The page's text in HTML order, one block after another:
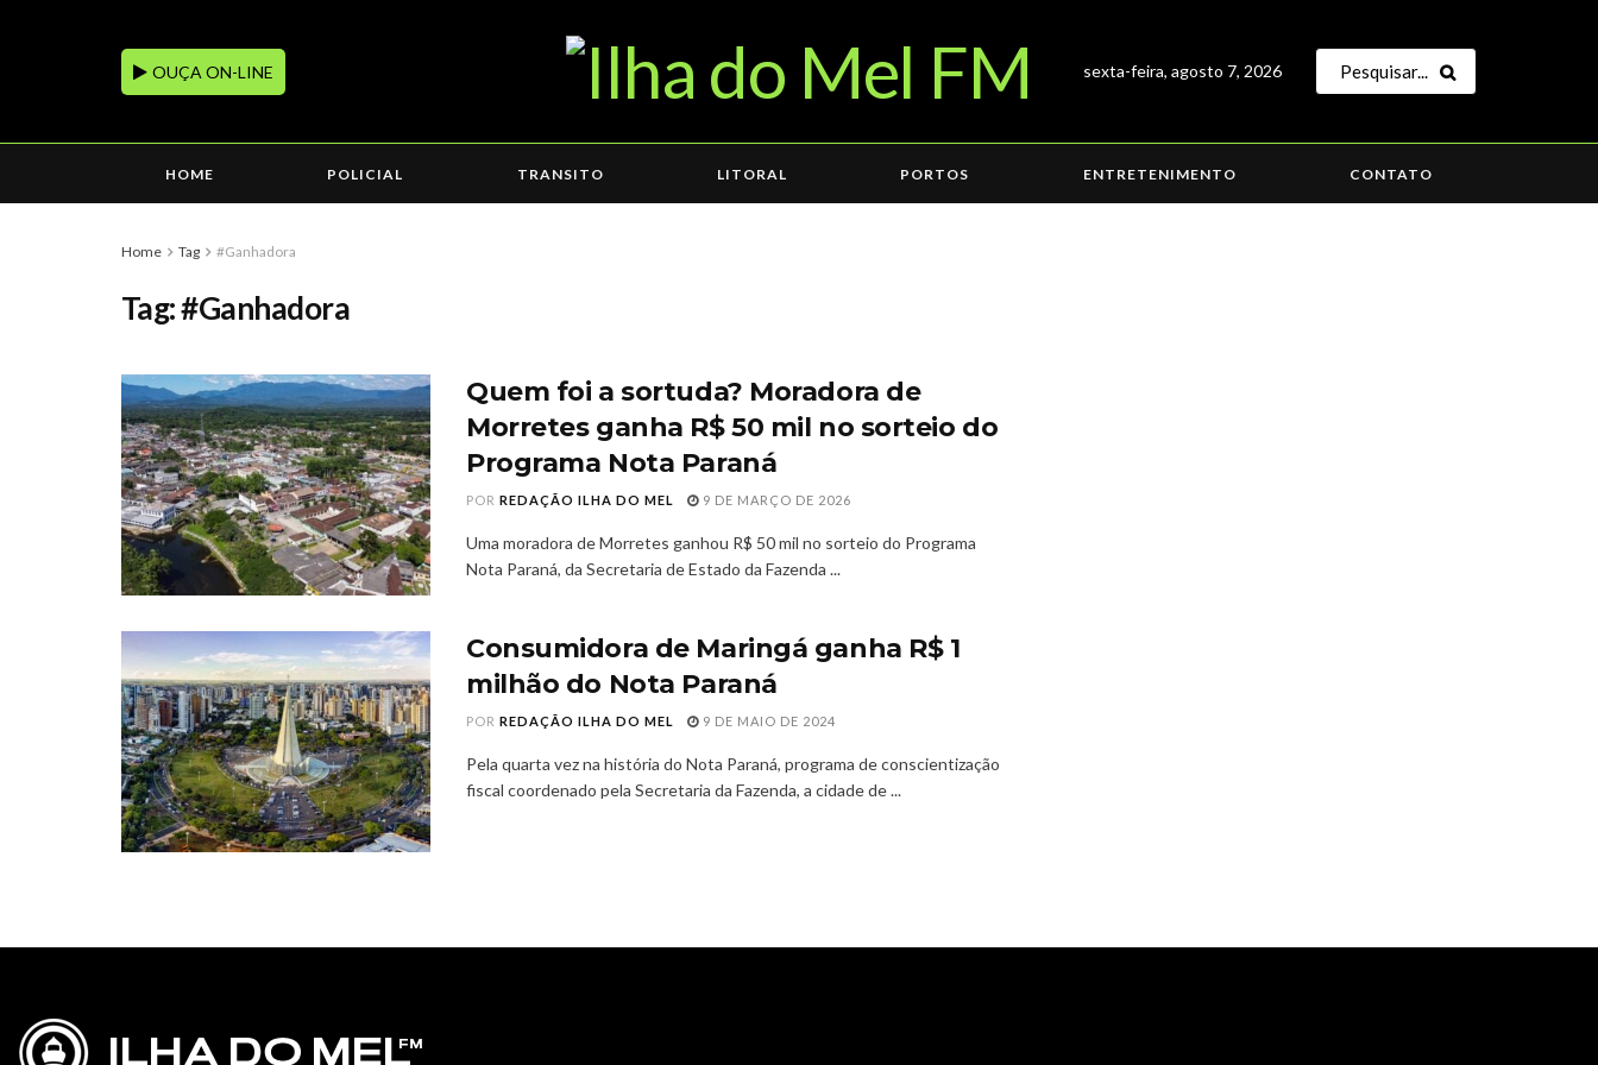
OUÇA ON-LINE sexta-feira, agosto 7, 2026
HOME POLICIAL TRANSITO LITORAL PORTOS ENTRETENIMENTO CONTATO
Home Tag #Ganhadora
Tag:#Ganhadora
Quem foi a sortuda? Moradora de
Morretes ganha R$ 50 mil no sorteio do
Programa Nota Paraná
POR REDAÇÃO ILHA DO MEL 9 DE MARÇO DE 2026
Uma moradora de Morretes ganhou R$ 50 mil no sorteio do Programa
Nota Paraná, da Secretaria de Estado da Fazenda ...
Consumidora de Maringá ganha R$ 1
milhão do Nota Paraná
POR REDAÇÃO ILHA DO MEL 9 DE MAIO DE 2024
Pela quarta vez na história do Nota Paraná, programa de conscientização
fiscal coordenado pela Secretaria da Fazenda, a cidade de ...